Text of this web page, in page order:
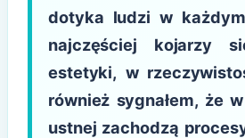
dotyka ludzi w
najczęściej kojarzy
estetyki, w
również sygnałem, że
ustnej zachodzą